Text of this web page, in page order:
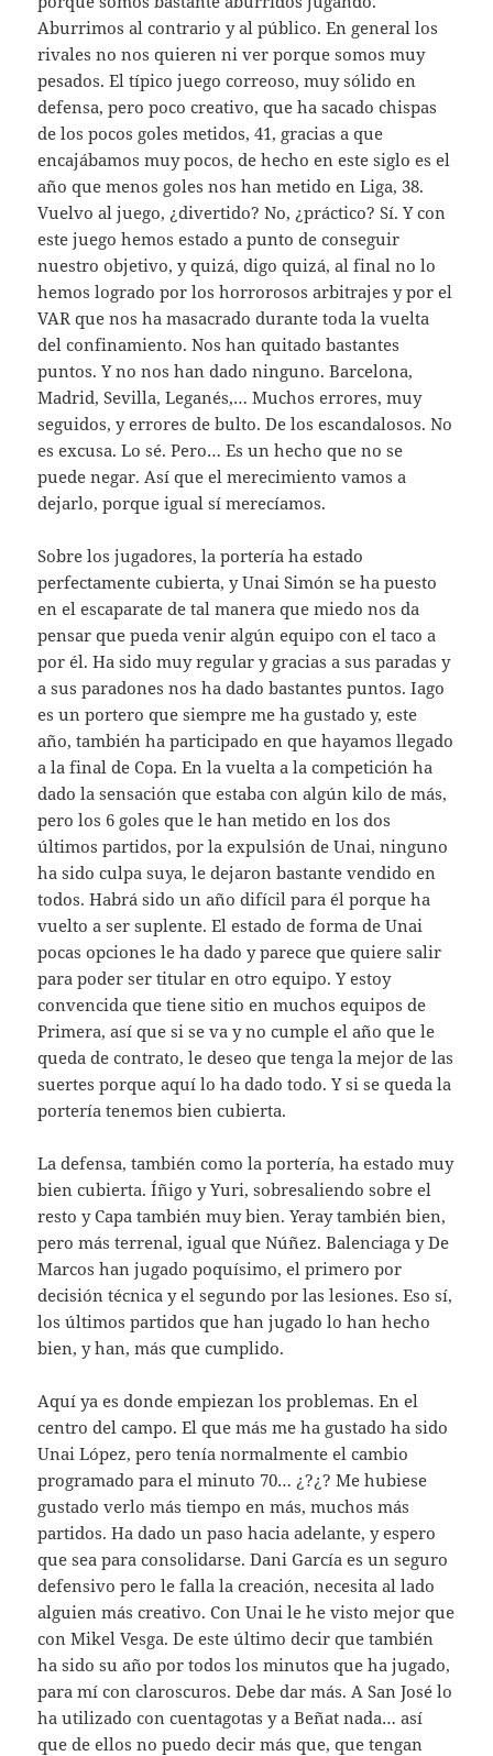
Aburrimos al contrario y al público. En general los
rivales no nos quieren ni ver porque somos muy
pesados. El típico juego correoso, muy sólido en
defensa, pero poco creativo, que ha sacado chispas
de los pocos goles metidos, 41, gracias a que
encajábamos muy pocos, de hecho en este siglo es el
año que menos goles nos han metido en Liga, 38.
Vuelvo al juego, ¿divertido? No, ¿práctico? Sí. Y con
este juego hemos estado a punto de conseguir
nuestro objetivo, y quizá, digo quizá, al final no lo
hemos logrado por los horrorosos arbitrajes y por el
VAR que nos ha masacrado durante toda la vuelta
del confinamiento. Nos han quitado bastantes
puntos. Y no nos han dado ninguno. Barcelona,
Madrid, Sevilla, Leganés,… Muchos errores, muy
seguidos, y errores de bulto. De los escandalosos. No
es excusa. Lo sé. Pero… Es un hecho que no se
puede negar. Así que el merecimiento vamos a
dejarlo, porque igual sí merecíamos.
Sobre los jugadores, la portería ha estado
perfectamente cubierta, y Unai Simón se ha puesto
en el escaparate de tal manera que miedo nos da
pensar que pueda venir algún equipo con el taco a
por él. Ha sido muy regular y gracias a sus paradas y
a sus paradones nos ha dado bastantes puntos. Iago
es un portero que siempre me ha gustado y, este
año, también ha participado en que hayamos llegado
a la final de Copa. En la vuelta a la competición ha
dado la sensación que estaba con algún kilo de más,
pero los 6 goles que le han metido en los dos
últimos partidos, por la expulsión de Unai, ninguno
ha sido culpa suya, le dejaron bastante vendido en
todos. Habrá sido un año difícil para él porque ha
vuelto a ser suplente. El estado de forma de Unai
pocas opciones le ha dado y parece que quiere salir
para poder ser titular en otro equipo. Y estoy
convencida que tiene sitio en muchos equipos de
Primera, así que si se va y no cumple el año que le
queda de contrato, le deseo que tenga la mejor de las
suertes porque aquí lo ha dado todo. Y si se queda la
portería tenemos bien cubierta.
La defensa, también como la portería, ha estado muy
bien cubierta. Íñigo y Yuri, sobresaliendo sobre el
resto y Capa también muy bien. Yeray también bien,
pero más terrenal, igual que Núñez. Balenciaga y De
Marcos han jugado poquísimo, el primero por
decisión técnica y el segundo por las lesiones. Eso sí,
los últimos partidos que han jugado lo han hecho
bien, y han, más que cumplido.
Aquí ya es donde empiezan los problemas. En el
centro del campo. El que más me ha gustado ha sido
Unai López, pero tenía normalmente el cambio
programado para el minuto 70… ¿?¿? Me hubiese
gustado verlo más tiempo en más, muchos más
partidos. Ha dado un paso hacia adelante, y espero
que sea para consolidarse. Dani García es un seguro
defensivo pero le falla la creación, necesita al lado
alguien más creativo. Con Unai le he visto mejor que
con Mikel Vesga. De este último decir que también
ha sido su año por todos los minutos que ha jugado,
para mí con claroscuros. Debe dar más. A San José lo
ha utilizado con cuentagotas y a Beñat nada… así
que de ellos no puedo decir más que, que tengan